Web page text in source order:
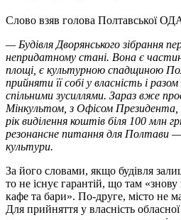
Слово взяв голова Полтавської
— Будівля Дворянського зібрання
непридатному стані. Вона є
площі, є культурною спадщиною
прийняти її собі у власність і
спільними зусиллями. Зараз вже
Мінкультом, з Офісом
рік виділення коштів біля 100 млн
резонансне питання для Полтави
культури.
За його словами, якщо будівля
то не існує гарантій, що там «знову
кафе та бари». По-друге, місто не
Для прийняття у власність обласної